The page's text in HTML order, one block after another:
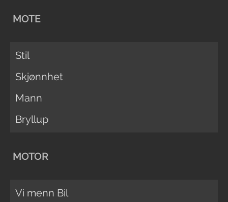
MOTE
Stil
Skjønnhet
Mann
Bryllup
MOTOR
Vi menn Bil